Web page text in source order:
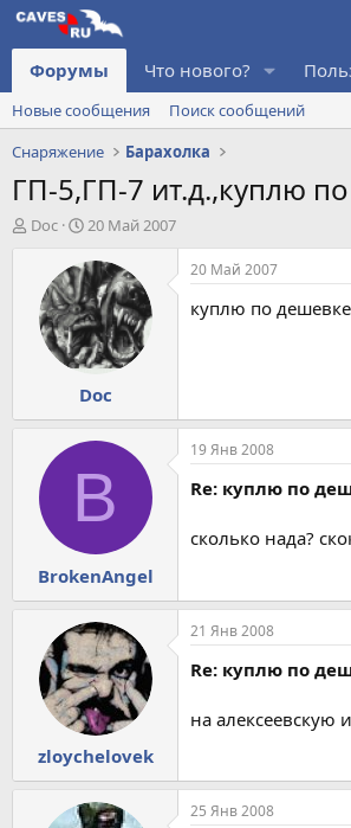
Форумы Что нового?
Новые сообщения
Поиск сообщений
Снаряжение
Барахолка
ГП-5,ГП-7 ит.д.,куплю
А
Doc
Д
т
а
н
а
ч
а
л
а
20 Май 2007
Doc
20 Май 2007
куплю по
B
BrokenAngel
19 Янв 2008
Re: куплю по
сколько нада?
zloychelovek
21 Янв 2008
Re: куплю по
на алексеевскую
25 Янв 2008